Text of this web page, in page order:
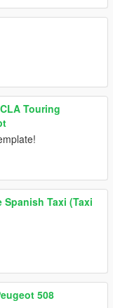
Touring
Spanish Taxi (Taxi
508